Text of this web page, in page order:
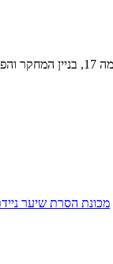
מכונת הסרת שיער